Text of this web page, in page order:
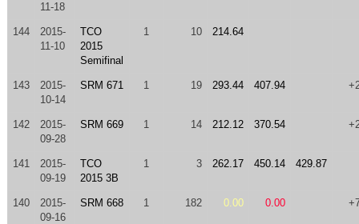
11-18
144
2015-
11-10
TCO
2015
Semifinal
1 10 214.64
143
2015-
10-14
SRM 671 1 19 293.44 407.94
142
2015-
09-28
SRM 669 1 14 212.12 370.54
141
2015-
09-19
TCO
2015 3B
1 3 262.17 450.14 429.87
140
2015-
09-16
SRM 668 1 182 0.00 0.00